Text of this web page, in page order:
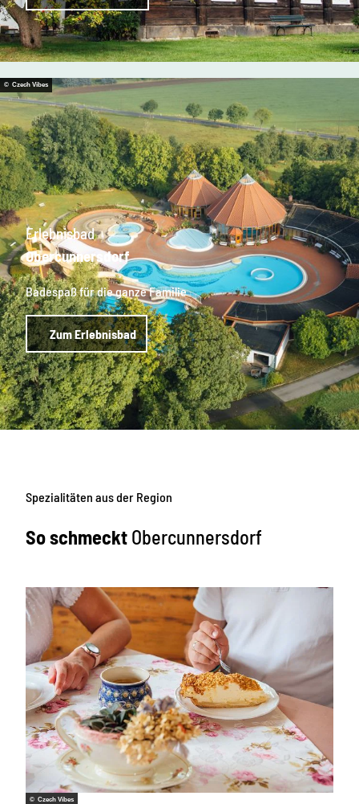
© Czech Vibes
Erlebnisbad
Obercunnersdorf
Badespaß für die ganze Familie
Zum Erlebnisbad
Spezialitäten aus der Region
So schmeckt Obercunnersdorf
© Czech Vibes